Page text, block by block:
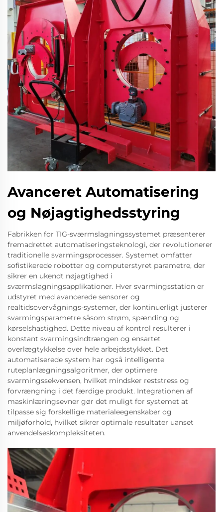
Avanceret Automatisering
og Nøjagtighedsstyring
Fabrikken for TIG-sværmslagningssystemet præsenterer
fremadrettet automatiseringsteknologi, der revolutionerer
traditionelle svarmingsprocesser. Systemet omfatter
sofistikerede robotter og computerstyret parametre, der
sikrer en ukendt nøjagtighed i
sværmslagningsapplikationer. Hver svarmingsstation er
udstyret med avancerede sensorer og
realtidsovervågnings-systemer, der kontinuerligt justerer
svarmingsparametre såsom strøm, spænding og
kørselshastighed. Dette niveau af kontrol resulterer i
konstant svarmingsindtrængen og ensartet
overlægtykkelse over hele arbejdsstykket. Det
automatiserede system har også intelligente
ruteplanlægningsalgoritmer, der optimere
svarmingssekvensen, hvilket mindsker reststress og
forvrængning i det færdige produkt. Integrationen af
maskinlæringsevner gør det muligt for systemet at
tilpasse sig forskellige materialeegenskaber og
miljøforhold, hvilket sikrer optimale resultater uanset
anvendelseskompleksiteten.